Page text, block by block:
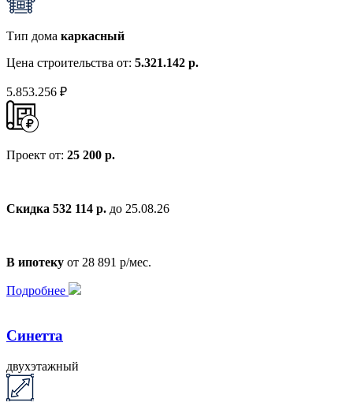
Тип дома каркасный
Цена строительства от: 5.321.142 р.
5.853.256 ₽
Проект от: 25 200 р.
Скидка 532 114 р. до 25.08.26
В ипотеку от 28 891 р/мес.
Подробнее
Синетта
двухэтажный